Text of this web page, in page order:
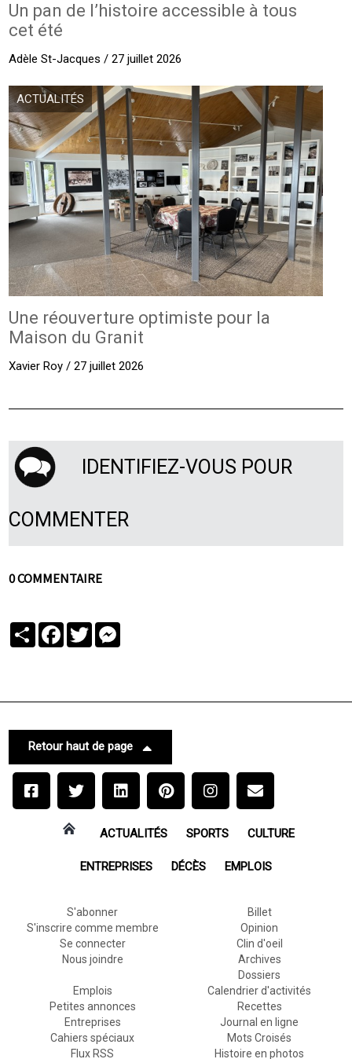
Un pan de l’histoire accessible à tous
cet été
Adèle St-Jacques / 27 juillet 2026
ACTUALITÉS
Une réouverture optimiste pour la
Maison du Granit
Xavier Roy / 27 juillet 2026
IDENTIFIEZ-VOUS POUR
COMMENTER
0 COMMENTAIRE
PartagerFacebook
Twitter
Retour haut de page
ACTUALITÉS SPORTS CULTURE
ENTREPRISES DÉCÈS EMPLOIS
S'abonner
S'inscrire comme membre
Se connecter
Nous joindre
Billet
Opinion
Clin d'oeil
Archives
Dossiers
Emplois
Petites annonces
Entreprises
Cahiers spéciaux
Flux RSS
Calendrier d'activités
Recettes
Journal en ligne
Mots Croisés
Histoire en photos